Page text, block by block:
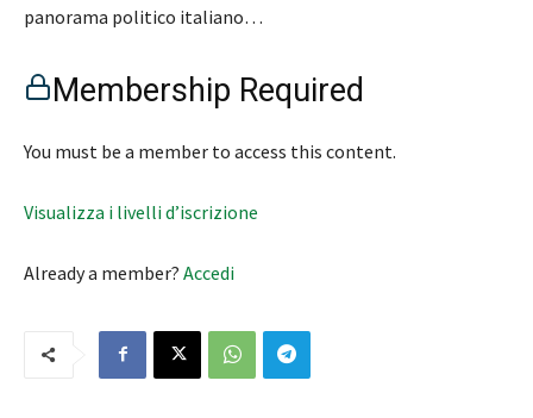
panorama politico italiano…
Membership Required
You must be a member to access this content.
Visualizza i livelli d’iscrizione
Already a member? Accedi